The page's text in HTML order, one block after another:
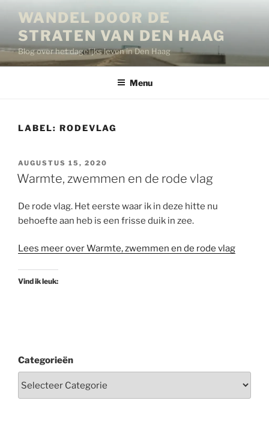
inhoud
WANDEL DOOR DE
STRATEN VAN DEN HAAG
Blog over het dagelijks leven in Den Haag
Menu
LABEL: RODEVLAG
GEPLAATST
OP
AUGUSTUS 15, 2020
Warmte, zwemmen en de rode vlag
De rode vlag. Het eerste waar ik in deze hitte nu
behoefte aan heb is een frisse duik in zee.
Lees meer over Warmte, zwemmen en de rode vlag
Vind ik leuk:
Categorieën